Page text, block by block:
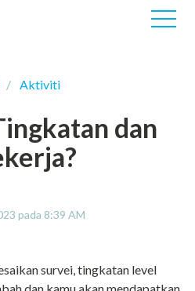
Aktiviti
dan
pada 8:39 AM
survei, tingkatan level